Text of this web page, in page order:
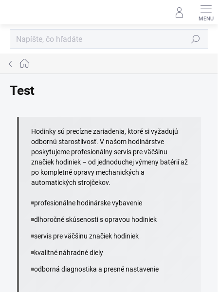
Hľadať
Domov
Test
Hodinky sú precízne zariadenia, ktoré si vyžadujú
odbornú starostlivosť. V našom hodinárstve
poskytujeme profesionálny servis pre väčšinu
značiek hodiniek – od jednoduchej výmeny batérií až
po kompletné opravy mechanických a
automatických strojčekov.
profesionálne hodinárske vybavenie
dlhoročné skúsenosti s opravou hodiniek
servis pre väčšinu značiek hodiniek
kvalitné náhradné diely
odborná diagnostika a presné nastavenie